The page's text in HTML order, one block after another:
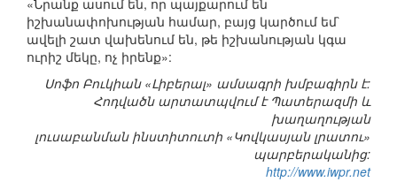
«Նրանք ասում են, որ պայքարում են
իշխանափոխության համար, բայց կարծում եմ`
ավելի շատ վախենում են, թե իշխանության կգա
ուրիշ մեկը, ոչ իրենք»:
Սոֆո Բուկիան «Լիբերալ» ամսագրի խմբագիրն է:
Հոդվածն արտատպվում է Պատերազմի և
խաղաղության
լուսաբանման ինստիտուտի «Կովկասյան լրատու»
պարբերականից:
http://www.iwpr.net